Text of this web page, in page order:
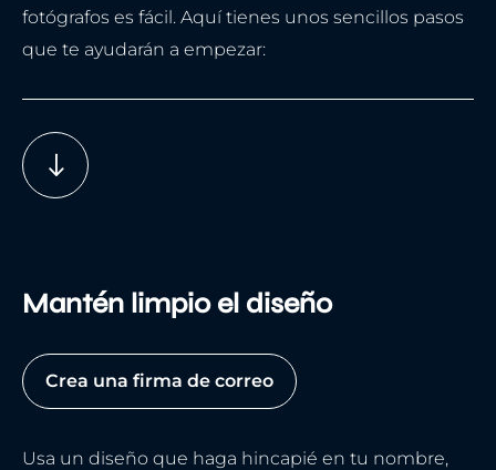
fotógrafos es fácil. Aquí tienes unos sencillos pasos
que te ayudarán a empezar:
Mantén limpio el diseño
Crea una firma de correo
Usa un diseño que haga hincapié en tu nombre,